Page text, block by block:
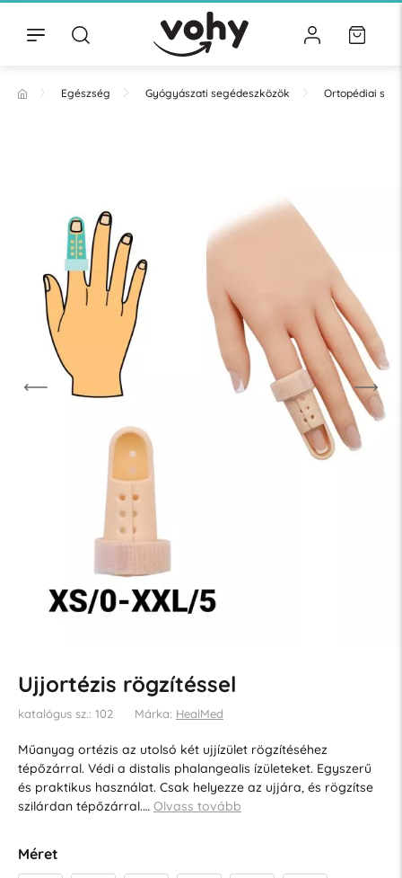
Egészség Gyógyászati segédeszközök Ortopédiai
Ujjortézis rögzítéssel
katalógus sz.: 102 Márka: HealMed
Műanyag ortézis az utolsó két ujjízület rögzítéséhez
tépőzárral. Védi a distalis phalangealis ízületeket. Egyszerű
és praktikus használat. Csak helyezze az ujjára, és rögzítse
szilárdan tépőzárral.… Olvass tovább
Méret